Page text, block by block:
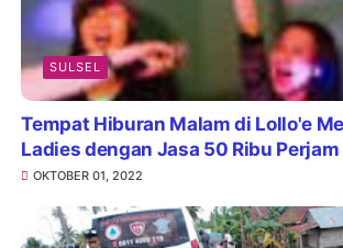
SULSEL
Tempat Hiburan Malam di Lollo'e
Ladies dengan Jasa 50 Ribu Perjam
OKTOBER 01, 2022